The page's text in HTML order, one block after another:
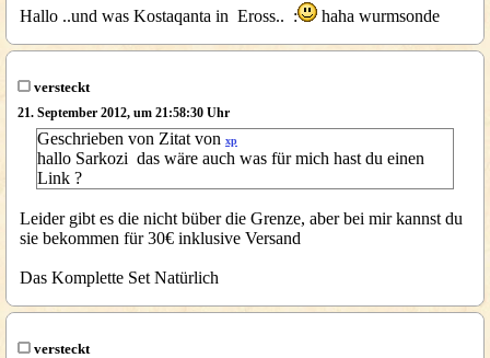
Hallo ..und was Kostaqanta in Eross.. : haha wurmsonde
versteckt
21. September 2012, um 21:58:30 Uhr
Geschrieben von Zitat von xp
hallo Sarkozi das wäre auch was für mich hast du einen
Link ?
Leider gibt es die nicht büber die Grenze, aber bei mir kannst du
sie bekommen für 30€ inklusive Versand
Das Komplette Set Natürlich
versteckt